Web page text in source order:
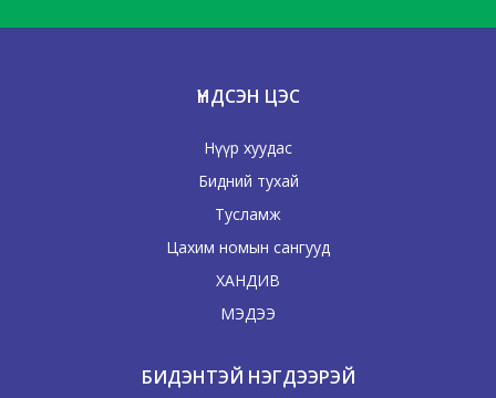
ҮНДСЭН ЦЭС
Нүүр хуудас
Бидний тухай
Тусламж
Цахим номын сангууд
ХАНДИВ
МЭДЭЭ
БИДЭНТЭЙ НЭГДЭЭРЭЙ